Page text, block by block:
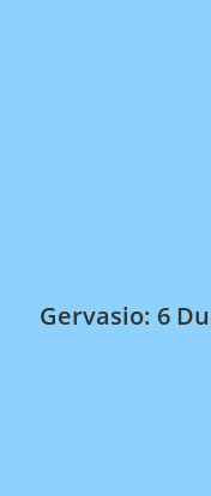
Gervasio: 6